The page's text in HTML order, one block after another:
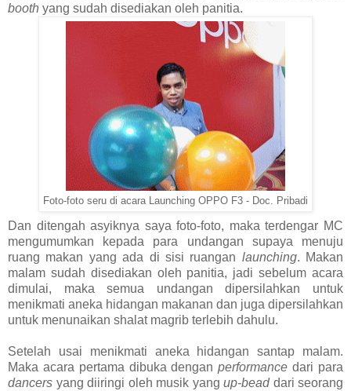
booth yang sudah disediakan oleh panitia.
Foto-foto seru di acara Launching OPPO F3 - Doc. Pribadi
Dan ditengah asyiknya saya foto-foto, maka terdengar MC
mengumumkan kepada para undangan supaya menuju
ruang makan yang ada di sisi ruangan launching. Makan
malam sudah disediakan oleh panitia, jadi sebelum acara
dimulai, maka semua undangan dipersilahkan untuk
menikmati aneka hidangan makanan dan juga dipersilahkan
untuk menunaikan shalat magrib terlebih dahulu.
Setelah usai menikmati aneka hidangan santap malam.
Maka acara pertama dibuka denganperformance dari para
dancers yang diiringi oleh musik yang up-beaddari seorang